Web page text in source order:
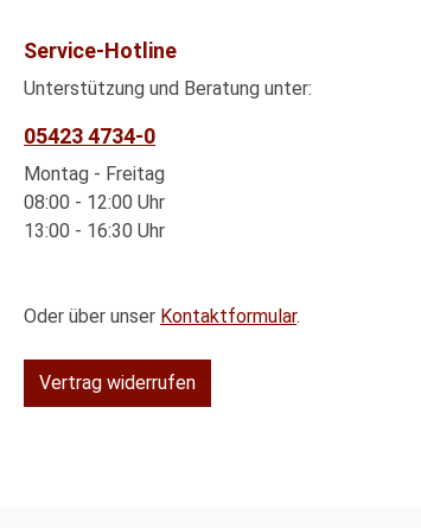
Service-Hotline
Unterstützung und Beratung unter:
05423 4734-0
Montag - Freitag
08:00 - 12:00 Uhr
13:00 - 16:30 Uhr
Oder über unser Kontaktformular.
Vertrag widerrufen